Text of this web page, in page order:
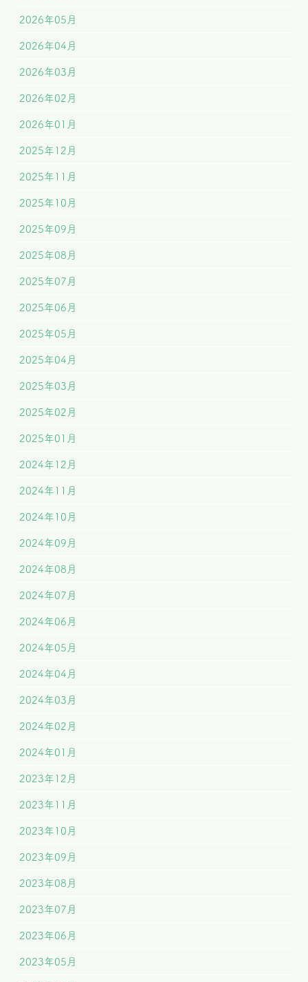
2026年05月
2026年04月
2026年03月
2026年02月
2026年01月
2025年12月
2025年11月
2025年10月
2025年09月
2025年08月
2025年07月
2025年06月
2025年05月
2025年04月
2025年03月
2025年02月
2025年01月
2024年12月
2024年11月
2024年10月
2024年09月
2024年08月
2024年07月
2024年06月
2024年05月
2024年04月
2024年03月
2024年02月
2024年01月
2023年12月
2023年11月
2023年10月
2023年09月
2023年08月
2023年07月
2023年06月
2023年05月